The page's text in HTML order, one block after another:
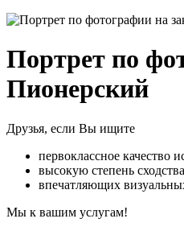
Портрет по
Пионерский
Друзья, если Вы ищите
первоклассное качество
высокую степень
впечатляющих
Мы к вашим услугам!